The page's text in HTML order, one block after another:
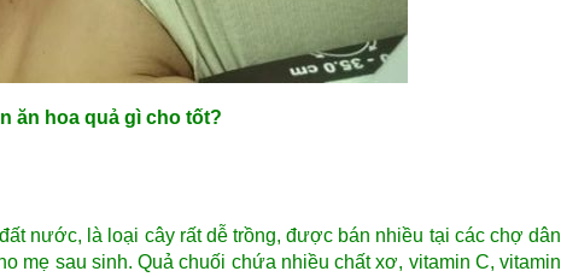
ăn hoa quả gì cho tốt?
nước, là loại cây rất dễ trồng, được bán nhiều tại các chợ dân
mẹ sau sinh. Quả chuối chứa nhiều chất xơ, vitamin C, vitamin